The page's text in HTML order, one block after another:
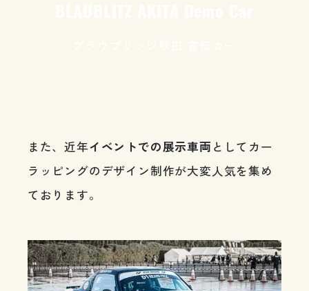
また、近年イベントでの展示車両 としてカー
ラッピングのデザイン制作が大変人気を集め
ております。